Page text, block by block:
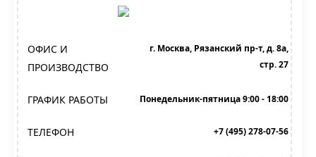
ОФИС И
ПРОИЗВОДСТВО
г. Москва, Рязанский пр-т, д. 8а,
стр. 27
ГРАФИК РАБОТЫ Понедельник-пятница 9:00 - 18:00
ТЕЛЕФОН +7 (495) 278-07-56